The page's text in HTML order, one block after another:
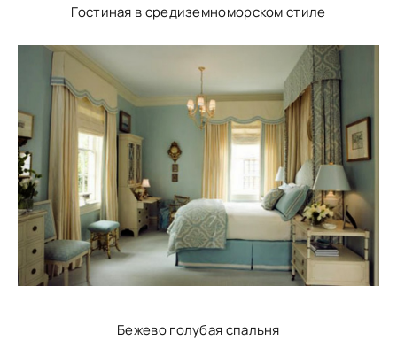
Гостиная в средиземноморском стиле
Бежево голубая спальня